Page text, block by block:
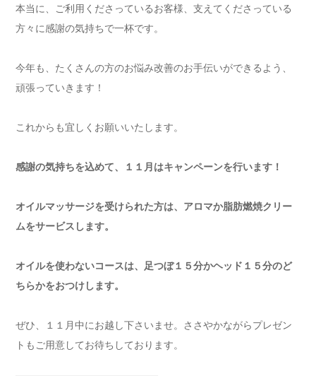
本当に、ご利用くださっているお客様、支えてくださっている
方々に感謝の気持ちで一杯です。
今年も、たくさんの方のお悩み改善のお手伝いができるよう、
頑張っていきます！
これからも宜しくお願いいたします。
感謝の気持ちを込めて、１１月はキャンペーンを行います！
オイルマッサージを受けられた方は、アロマか脂肪燃焼クリー
ムをサービスします。
オイルを使わないコースは、足つぼ１５分かヘッド１５分のど
ちらかをおつけします。
ぜひ、１１月中にお越し下さいませ。ささやかながらプレゼン
トもご用意してお待ちしております。